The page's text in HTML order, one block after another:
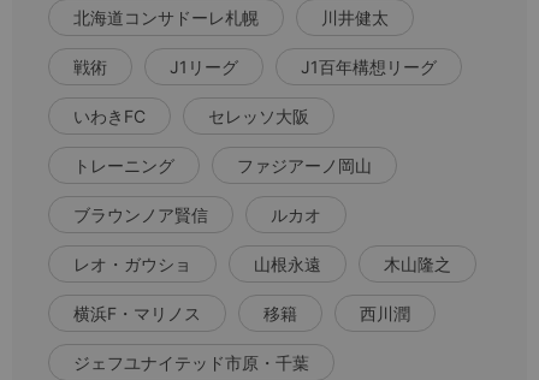
北海道コンサドーレ札幌 川井健太
戦術 J1リーグ J1百年構想リーグ
いわきFC セレッソ大阪
トレーニング ファジアーノ岡山
ブラウンノア賢信 ルカオ
レオ・ガウショ 山根永遠 木山隆之
横浜F・マリノス 移籍 西川潤
ジェフユナイテッド市原・千葉